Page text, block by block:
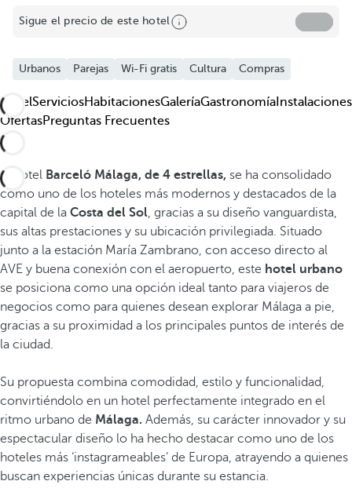
Sigue el precio de este hotel
Urbanos Parejas Wi-Fi gratis Cultura Compras
HotelServiciosHabitacionesGaleríaGastronomía Instalaciones
OfertasPreguntas Frecuentes
El hotel Barceló Málaga, de 4 estrellas, se ha consolidado
como uno de los hoteles más modernos y destacados de la
capital de la Costa del Sol, gracias a su diseño vanguardista,
sus altas prestaciones y su ubicación privilegiada. Situado
junto a la estación María Zambrano, con acceso directo al
AVE y buena conexión con el aeropuerto, este hotel urbano
se posiciona como una opción ideal tanto para viajeros de
negocios como para quienes desean explorar Málaga a pie,
gracias a su proximidad a los principales puntos de interés de
la ciudad.
Su propuesta combina comodidad, estilo y funcionalidad,
convirtiéndolo en un hotel perfectamente integrado en el
ritmo urbano de Málaga. Además, su carácter innovador y su
espectacular diseño lo ha hecho destacar como uno de los
hoteles más ‘instagrameables’ de Europa, atrayendo a quienes
buscan experiencias únicas durante su estancia.